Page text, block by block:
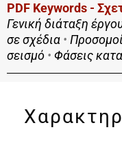
PDF Keywords -
Γενική διάταξη
σε σχέδια •
σεισμό • Φάσεις